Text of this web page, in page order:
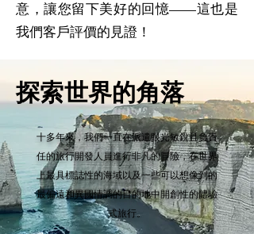
意，讓您留下美好的回憶——這也是
我們客戶評價的見證！
​探索世界的角落
十多年來，我們一直在派遣眼光敏銳且負責
任的旅行開發人員進行非凡的冒險，在世界
上最具標誌性的海域以及一些可以想像到的
最偏遠和異國情調的目的地中開創性的體驗
式旅行。